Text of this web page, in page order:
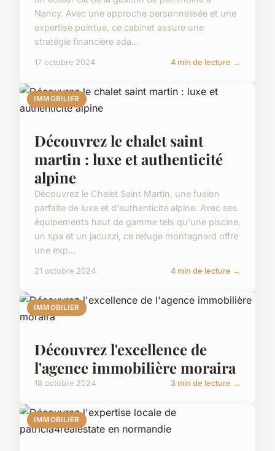
Nancy. Avec une approche personnalisée et une
expertise pointue, ce cabinet assure une
stratégie financière ada...
17 octobre 2024 4 min de lecture →
IMMOBILIER
Découvrez le chalet saint
martin : luxe et authenticité
alpine
Découvrez le Chalet Saint Martin, une fusion
parfaite de luxe et d'authenticité alpine. Avec ses
équipements haut de gamme tels qu'une piscine,
un spa et un jacuzzi, ce refuge montagnard offre
une exp...
21 octobre 2024 4 min de lecture →
IMMOBILIER
Découvrez l'excellence de
l'agence immobilière moraira
18 octobre 2024 3 min de lecture →
IMMOBILIER